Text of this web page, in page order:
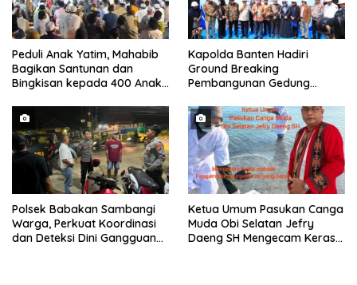
Peduli Anak Yatim, Mahabib
Bagikan Santunan dan
Bingkisan kepada 400 Anak
Kapolda Banten Hadiri
Ground Breaking
Pembangunan Gedung
Provinsi Banten
Polsek Babakan Sambangi
Warga, Perkuat Koordinasi
dan Deteksi Dini Gangguan
Ketua Umum Pasukan Canga
Muda Obi Selatan Jefry
Daeng SH Mengecam Keras